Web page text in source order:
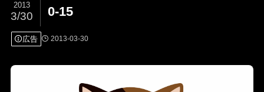
0-15
2013
3/30
広告 2013-03-30